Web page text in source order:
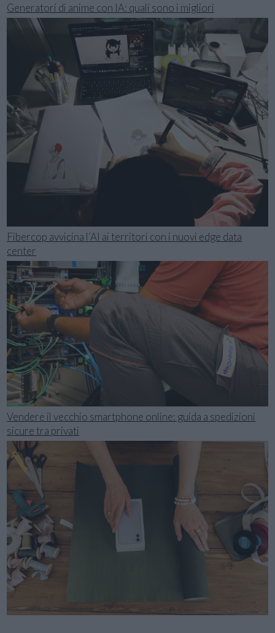
Generatori di anime con IA: quali sono i migliori
Fibercop avvicina l’AI ai territori con i nuovi edge data
center
Vendere il vecchio smartphone online: guida a spedizioni
sicure tra privati